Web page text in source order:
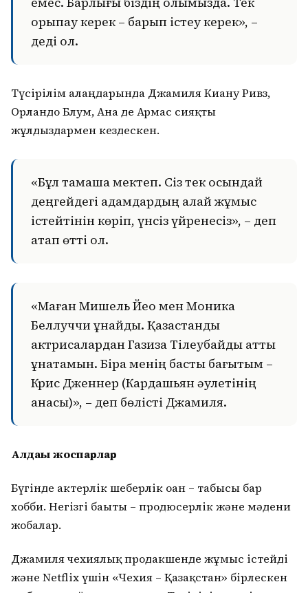
қорықпау керек – барып істеу керек», –
деді ол.
Түсірілім алаңдарында Джамиля Киану Ривз,
Орландо Блум, Ана де Армас сияқты
жұлдыздармен кездескен.
«Бұл тамаша мектеп. Сіз тек осындай
деңгейдегі адамдардың қалай жұмыс
істейтінін көріп, үнсіз үйренесіз», – деп
атап өтті ол.
«Маған Мишель Йео мен Моника
Беллуччи ұнайды. Қазақстандық
актрисалардан Газиза Тілеубайды қатты
ұнатамын. Бірақ менің басты бағытым –
Крис Дженнер (Кардашьян әулетінің
анасы)», – деп бөлісті Джамиля.
Алдағы жоспарлар
Бүгінде актерлік шеберлік оған – табысы бар
хобби. Негізгі бағыты – продюсерлік және мәдени
жобалар.
Джамиля чехиялық продакшенде жұмыс істейді
және Netflix үшін «Чехия – Қазақстан» бірлескен